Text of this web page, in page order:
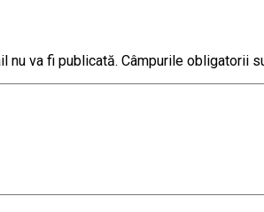
nu va fi publicată. Câmpurile obligatorii